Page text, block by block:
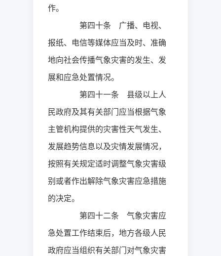
作。
第四十条 广播、电视、
报纸、电信等媒体应当及时、准确
地向社会传播气象灾害的发生、发
展和应急处置情况。
第四十一条 县级以上人
民政府及其有关部门应当根据气象
主管机构提供的灾害性天气发生、
发展趋势信息以及灾情发展情况，
按照有关规定适时调整气象灾害级
别或者作出解除气象灾害应急措施
的决定。
第四十二条 气象灾害应
急处置工作结束后，地方各级人民
政府应当组织有关部门对气象灾害